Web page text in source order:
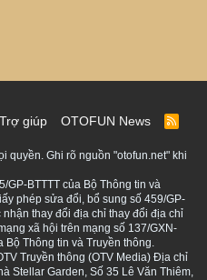
Trợ giúp OTOFUN News
R
S
quyền. Ghi rõ nguồn "otofun.net" khi
GP-BTTTT của Bộ Thông tin và
phép sửa đổi, bổ sung số 459/GP-
nhận thay đổi địa chỉ thay đổi địa chỉ
xã hội trên mạng số 137/GXN-
Bộ Thông tin và Truyền thông.
Truyền thông (OTV Media) Địa chỉ
Stellar Garden, Số 35 Lê Văn Thiêm,